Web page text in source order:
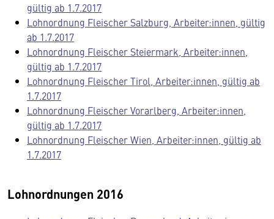
gültig ab 1.7.2017
Lohnordnung Fleischer Salzburg, Arbeiter:innen, gültig
ab 1.7.2017
Lohnordnung Fleischer Steiermark, Arbeiter:innen,
gültig ab 1.7.2017
Lohnordnung Fleischer Tirol, Arbeiter:innen, gültig ab
1.7.2017
Lohnordnung Fleischer Vorarlberg, Arbeiter:innen,
gültig ab 1.7.2017
Lohnordnung Fleischer Wien, Arbeiter:innen, gültig ab
1.7.2017
Lohnordnungen 2016